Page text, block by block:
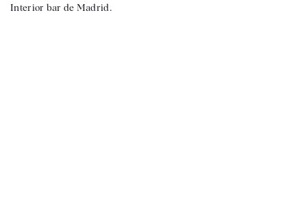
Interior bar de Madrid.